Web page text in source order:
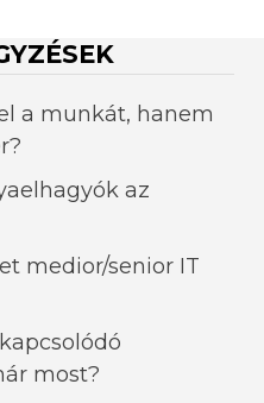
a munkát, hanem
az
medior/senior IT
most?